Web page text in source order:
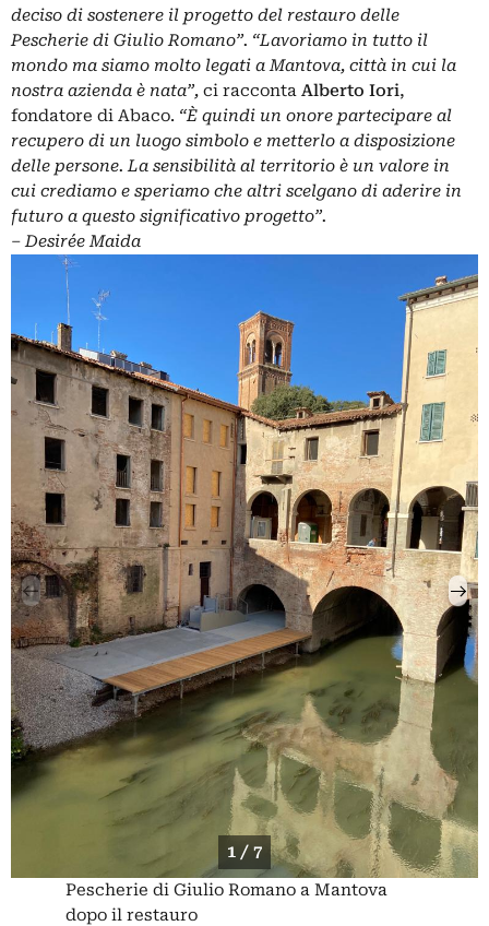
deciso di sostenere il progetto del restauro delle
Pescherie di Giulio Romano”. “Lavoriamo in tutto il
mondo ma siamo molto legati a Mantova, città in cui la
nostra azienda è nata”, ci racconta Alberto Iori,
fondatore di Abaco. “È quindi un onore partecipare al
recupero di un luogo simbolo e metterlo a disposizione
delle persone. La sensibilità al territorio è un valore in
cui crediamo e speriamo che altri scelgano di aderire in
futuro a questo significativo progetto”.
– Desirée Maida
1 / 7
Pescherie di Giulio Romano a Mantova
dopo il restauro